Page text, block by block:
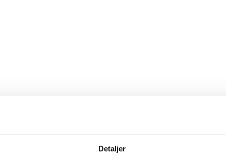
Detaljer